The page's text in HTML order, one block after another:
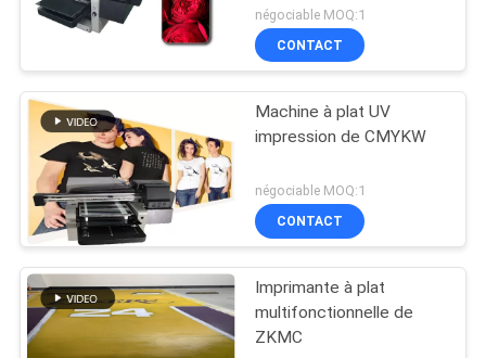
négociable MOQ:1
CONTACT
Machine à plat UV
impression de CMYKW
négociable MOQ:1
CONTACT
Imprimante à plat
multifonctionnelle de
ZKMC